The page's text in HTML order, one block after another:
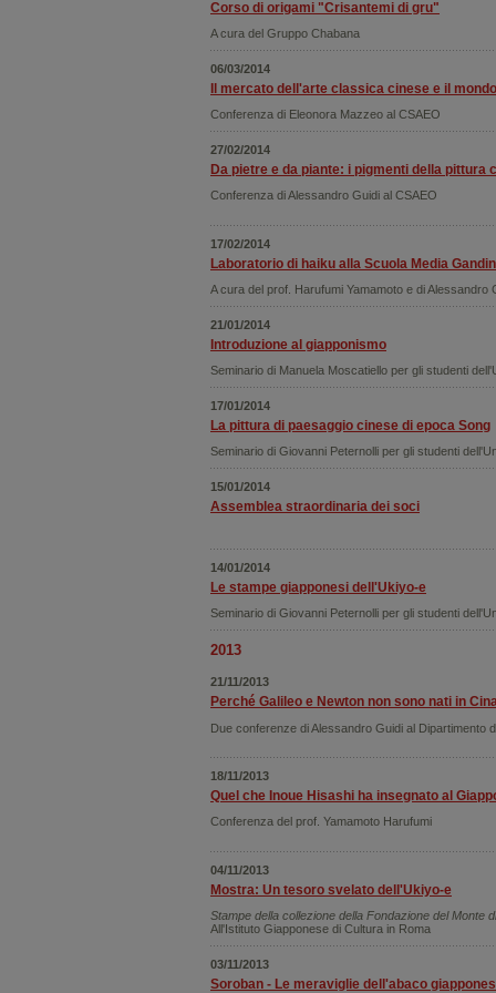
Corso di origami "Crisantemi di gru"
A cura del Gruppo Chabana
06/03/2014
Il mercato dell'arte classica cinese e il
Conferenza di Eleonora Mazzeo al CSAEO
27/02/2014
Da pietre e da piante: i pigmenti della pittura
Conferenza di Alessandro Guidi al CSAEO
17/02/2014
Laboratorio di haiku alla Scuola Media
A cura del prof. Harufumi Yamamoto e di Alessandro
21/01/2014
Introduzione al giapponismo
Seminario di Manuela Moscatiello per gli studenti
17/01/2014
La pittura di paesaggio cinese di epoca Song
Seminario di Giovanni Peternolli per gli studenti
15/01/2014
Assemblea straordinaria dei soci
14/01/2014
Le stampe giapponesi dell'Ukiyo-e
Seminario di Giovanni Peternolli per gli studenti
2013
21/11/2013
Perché Galileo e Newton non sono nati in
Due conferenze di Alessandro Guidi al Dipartimento
18/11/2013
Quel che Inoue Hisashi ha insegnato al
Conferenza del prof. Yamamoto Harufumi
04/11/2013
Mostra: Un tesoro svelato dell'Ukiyo-e
Stampe della collezione della Fondazione del Monte
All'Istituto Giapponese di Cultura in Roma
03/11/2013
Soroban - Le meraviglie dell'abaco